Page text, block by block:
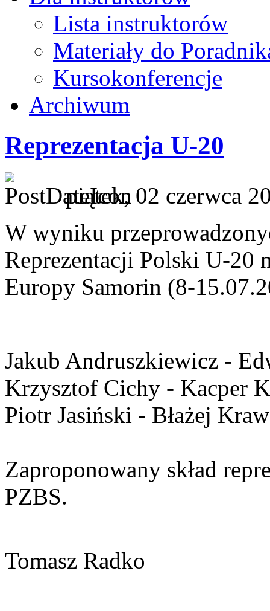
Lista instruktorów
Materiały do
Kursokonferencje
Archiwum
Reprezentacja U-20
piątek, 02 czerwca
W wyniku
Reprezentacji Polski U-20
Europy Samorin (8-
Jakub Andruszkiewicz -
Krzysztof Cichy - Kacper
Piotr Jasiński - Błażej
Zaproponowany skład
PZBS.
Tomasz Radko